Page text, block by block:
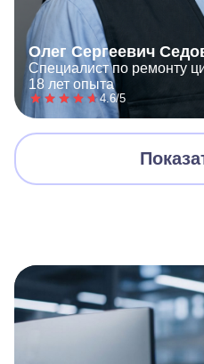
Олег Сергеевич
Специалист по ремонту
18 лет опыта
4.6/5